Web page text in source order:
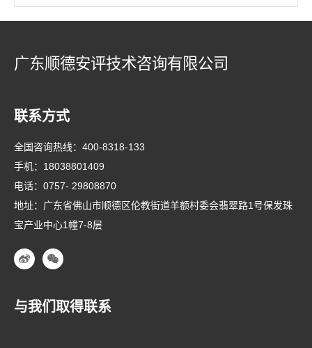
广东顺德安评技术咨询有限公司
联系方式
全国咨询热线： 400-8318-133
手机： 18038801409
电话： 0757- 29808870
地址：广东省佛山市顺德区伦教街道羊额村委会翡翠路1号保发珠
宝产业中心1幢7-8层
与我们取得联系